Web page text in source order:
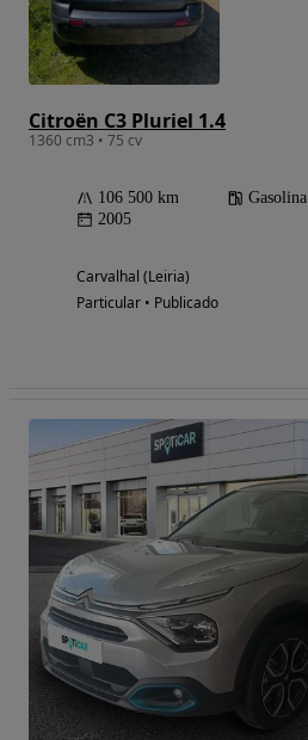
Citroën C3 Pluriel 1.4
1360 cm3 • 75 cv
106 500 km Gasolina
2005
Carvalhal (Leiria)
Particular • Publicado